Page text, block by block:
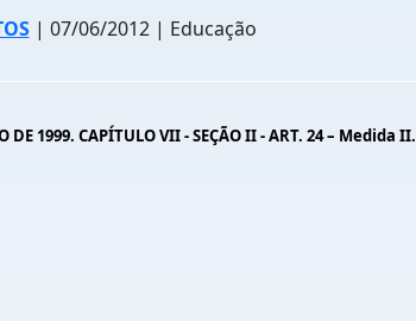
| 07/06/2012 | Educação
DE 1999. CAPÍTULO VII - SEÇÃO II - ART. 24 – Medida II.